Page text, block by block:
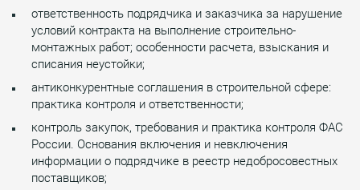
ответственность подрядчика и заказчика за нарушение
условий контракта на выполнение строительно-
монтажных работ; особенности расчета, взыскания и
списания неустойки;
антиконкурентные соглашения в строительной сфере:
практика контроля и ответственности;
контроль закупок, требования и практика контроля ФАС
России. Основания включения и невключения
информации о подрядчике в реестр недобросовестных
поставщиков;